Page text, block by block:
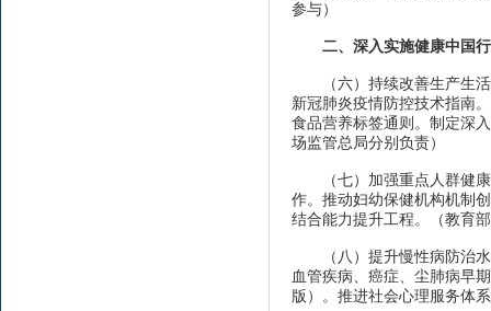
参与）
二、深入实施健康中国
（六）持续改善生产生活
新冠肺炎疫情防控技术指南
食品营养标签通则。制定深
场监管总局分别负责）
（七）加强重点人群健康
作。推动妇幼保健机构机制
结合能力提升工程。（教育
（八）提升慢性病防治水
血管疾病、癌症、尘肺病早
版）。推进社会心理服务体